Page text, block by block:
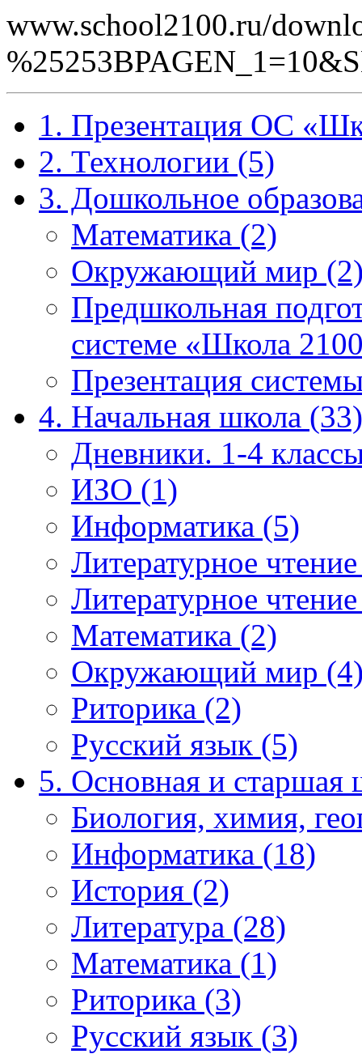
www.school2100.ru/
1. Презентация ОС
2. Технологии (5)
3. Дошкольное
Математика (2)
Окружающий мир
Предшкольная
системе «Школа
Презентация
4. Начальная школа (33)
Дневники. 1-4
ИЗО (1)
Информатика (5)
Литературное
Литературное
Математика (2)
Окружающий мир
Риторика (2)
Русский язык (5)
5. Основная и старшая
Биология, химия,
Информатика (18)
История (2)
Литература (28)
Математика (1)
Риторика (3)
Русский язык (3)